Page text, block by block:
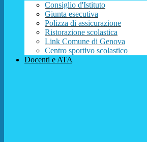
Consiglio d'Istituto
Giunta esecutiva
Polizza di assicurazione
Ristorazione scolastica
Link Comune di Genova
Centro sportivo scolastico
Docenti e ATA